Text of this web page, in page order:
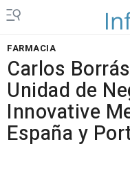
FARMACIA
Carlos
Unidad de
Innovative
España y